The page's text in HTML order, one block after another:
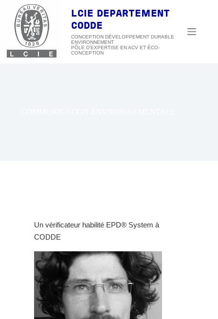
contenu
LCIE DEPARTEMENT
CODDE
CONCEPTION DÉVELOPPEMENT DURABLE
ENVIRONNEMENT
Un vérificateur habilité EPD® System à
CODDE